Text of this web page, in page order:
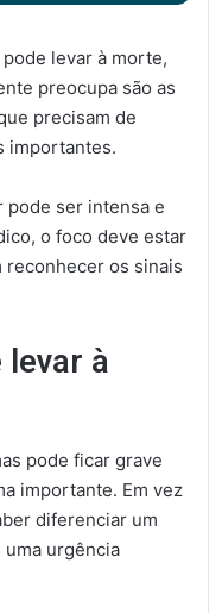
levar à morte,
preocupa são as
precisam de
importantes.
pode ser intensa e
o foco deve estar
reconhecer os sinais
levar à
pode ficar grave
importante. Em vez
diferenciar um
urgência